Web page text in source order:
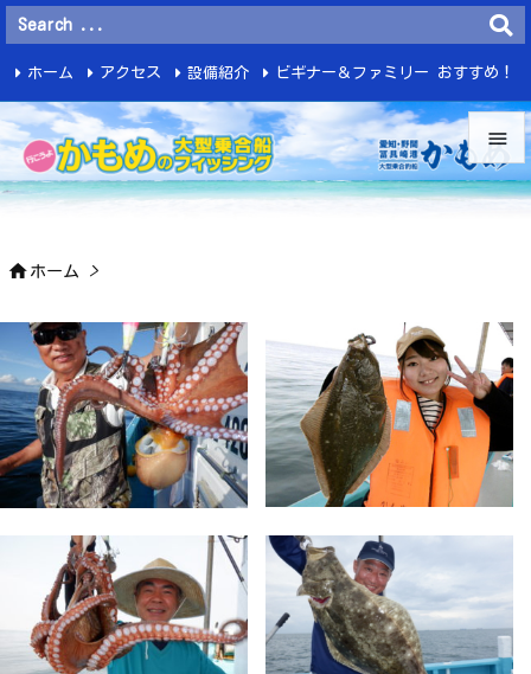


前へ

次へ

検索
ホーム アクセス 設備紹介 ビギナー＆ファミリー おすすめ！
釣 果
 ホーム >